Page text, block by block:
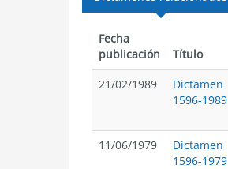
Fecha
publicación
Título
21/02/1989
Dictamen
1596-1989
11/06/1979
Dictamen
1596-1979